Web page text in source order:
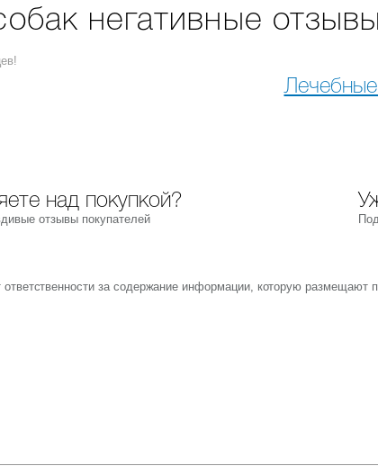
негативные отзывы
над покупкой?
отзывы покупателей
ответственности за содержание информации, которую